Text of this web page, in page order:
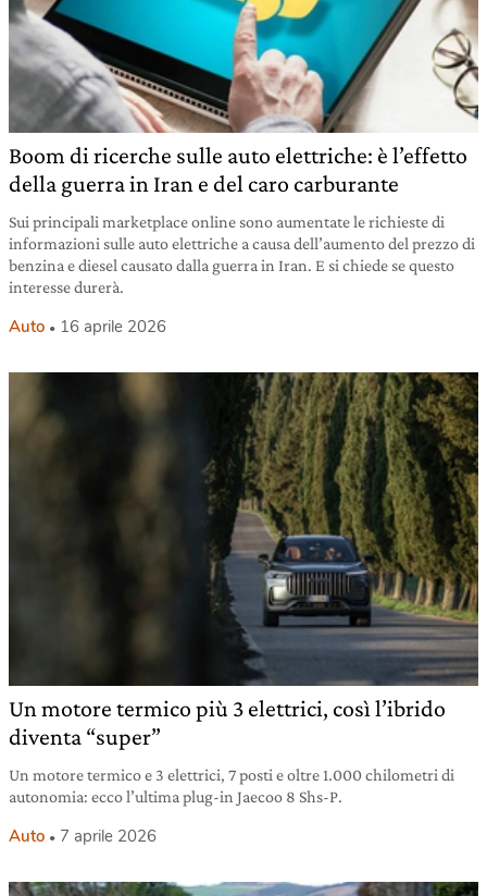
Boom di ricerche sulle auto elettriche: è l’effetto
della guerra in Iran e del caro carburante
Sui principali marketplace online sono aumentate le richieste di
informazioni sulle auto elettriche a causa dell’aumento del prezzo di
benzina e diesel causato dalla guerra in Iran. E si chiede se questo
interesse durerà.
Auto 16 aprile 2026
Un motore termico più 3 elettrici, così l’ibrido
diventa “super”
Un motore termico e 3 elettrici, 7 posti e oltre 1.000 chilometri di
autonomia: ecco l’ultima plug-in Jaecoo 8 Shs-P.
Auto 7 aprile 2026